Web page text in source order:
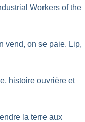
Workers of the
vend, on se paie. Lip,
histoire ouvrière et
la terre aux